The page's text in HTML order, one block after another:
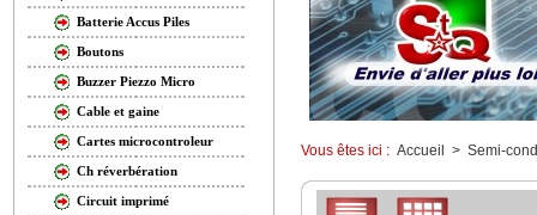
Batterie Accus Piles
Boutons
Buzzer Piezzo Micro
Cable et gaine
Cartes microcontroleur
Ch réverbération
Circuit imprimé
Vous êtes ici : Accueil > Semi-